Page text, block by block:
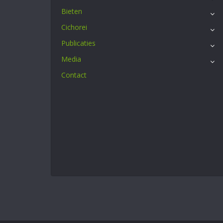
Bieten
Cichorei
Publicaties
Media
Contact